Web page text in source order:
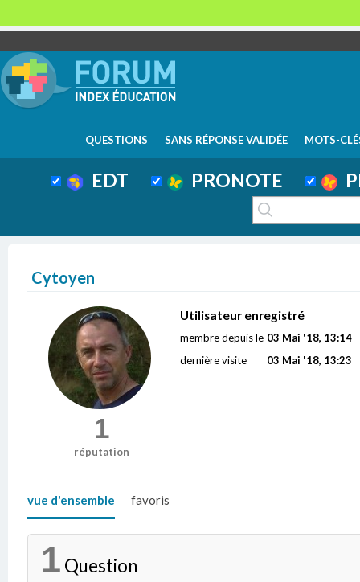
QUESTIONS SANS RÉPONSE VALIDÉE MOTS-
EDT PRONOTE
Cytoyen
1
réputation
Utilisateur enregistré
membre depuis le 03 Mai '18, 13:14
dernière visite
03 Mai '18, 13:23
vue d'ensemble favoris
1 Question